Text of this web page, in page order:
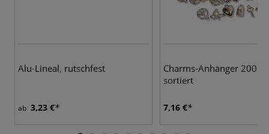
Alu-Lineal, rutschfest
ab 3,23 €
Charms-Anhänger 200
sortiert
7,16 €